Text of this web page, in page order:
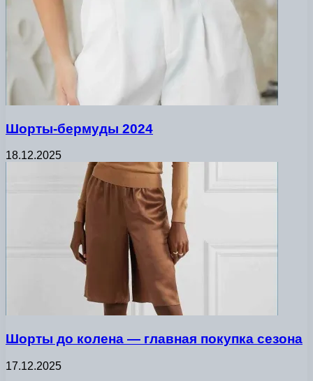
Шорты-бермуды 2024
18.12.2025
Шорты до колена — главная покупка сезона
17.12.2025